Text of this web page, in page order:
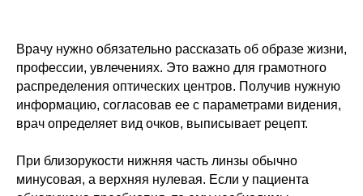
Врачу нужно обязательно рассказать об образе жизни,
профессии, увлечениях. Это важно для грамотного
распределения оптических центров. Получив нужную
информацию, согласовав ее с параметрами видения,
врач определяет вид очков, выписывает рецепт.
При близорукости нижняя часть линзы обычно
минусовая, а верхняя нулевая. Если у пациента